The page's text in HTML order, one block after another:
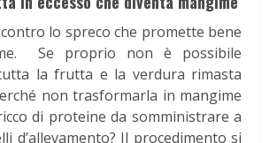
lo spreco che promette bene
Se proprio non è possibile
la frutta e la verdura rimasta
non trasformarla in mangime
di proteine da somministrare a
d’allevamento? Il procedimento si